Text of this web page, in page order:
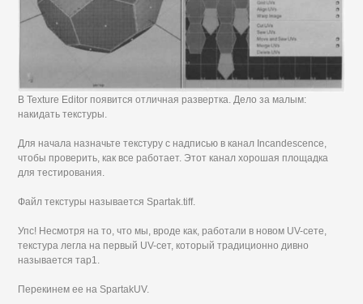
В Texture Editor появится отличная развертка. Дело за малым:
накидать текстуры.
Для начала назначьте текстуру с надписью в канал Incandescence,
чтобы проверить, как все работает. Этот канал хорошая площадка
для тестирования.
Файл текстуры называется Spartak.tiff.
Упс! Несмотря на то, что мы, вроде как, работали в новом UV-сете,
текстура легла на первый UV-сет, который традиционно дивно
называется тар1.
Перекинем ее на SpartakUV.